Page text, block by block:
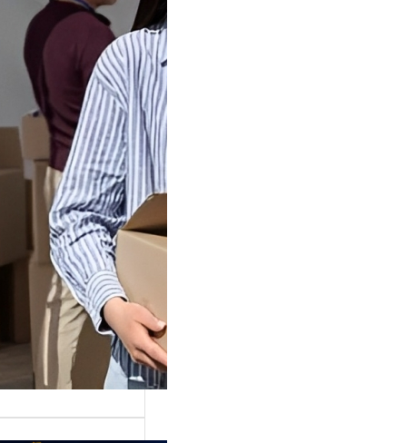
Buat
Gimana
?
Juga Cara
Di Tiktokshop
menjadi tempat